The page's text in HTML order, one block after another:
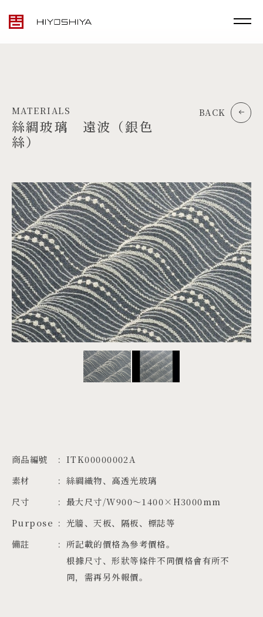
TOP
MATERIALS
PRODUCTS
ARTWORK
PROJECTS
JA EN ZH
MATERIALS
絲綢玻璃 遠波（銀色
絲）
BACK
商品編號
ITK00000002A
素材
絲綢織物、高透光玻璃
尺寸
最大尺寸/W900～1400×H3000mm
Purpose
光牆、天板、隔板、標誌等
備註
所記載的價格為參考價格。
根據尺寸、形狀等條件不同價格會有所不
同，需再另外報價。